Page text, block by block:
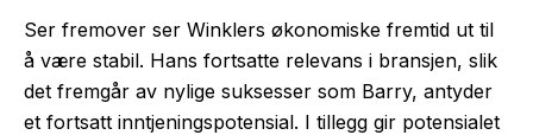
Ser fremover ser Winklers økonomiske fremtid ut til
å være stabil. Hans fortsatte relevans i bransjen, slik
det fremgår av nylige suksesser som Barry, antyder
et fortsatt inntjeningspotensial. I tillegg gir potensialet